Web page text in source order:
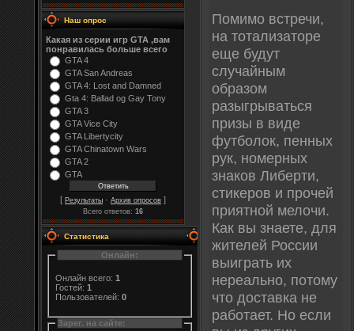
Наш опрос
Какая из серии игр GTA ,вам
понравилась больше всего
GTA 4
GTA San Andreas
GTA 4: Lost and Damned
Gta 4: Ballad og Gay Tony
GTA 3
GTA Vice City
GTA Libertycity
GTA Chinatown Wars
GTA 2
GTA
[ Результаты · Архив опросов ]
Всего ответов: 16
Статистика
Онлайн:
Онлайн всего: 1
Гостей: 1
Пользователей: 0
Зарег. на сайте:
Помимо встречи,
на тотализаторе
еще будут
случайным
образом
разыгрываться
призы в виде
футболок, пенных
рук, номерных
знаков Либерти,
стикеров и прочей
приятной мелочи.
Как вы знаете, для
жителей России
выиграть их
нереально, потому
что доставка не
работает. Но если